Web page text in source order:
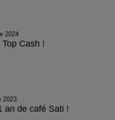
2024
Cash !
2023
an de café Sati !